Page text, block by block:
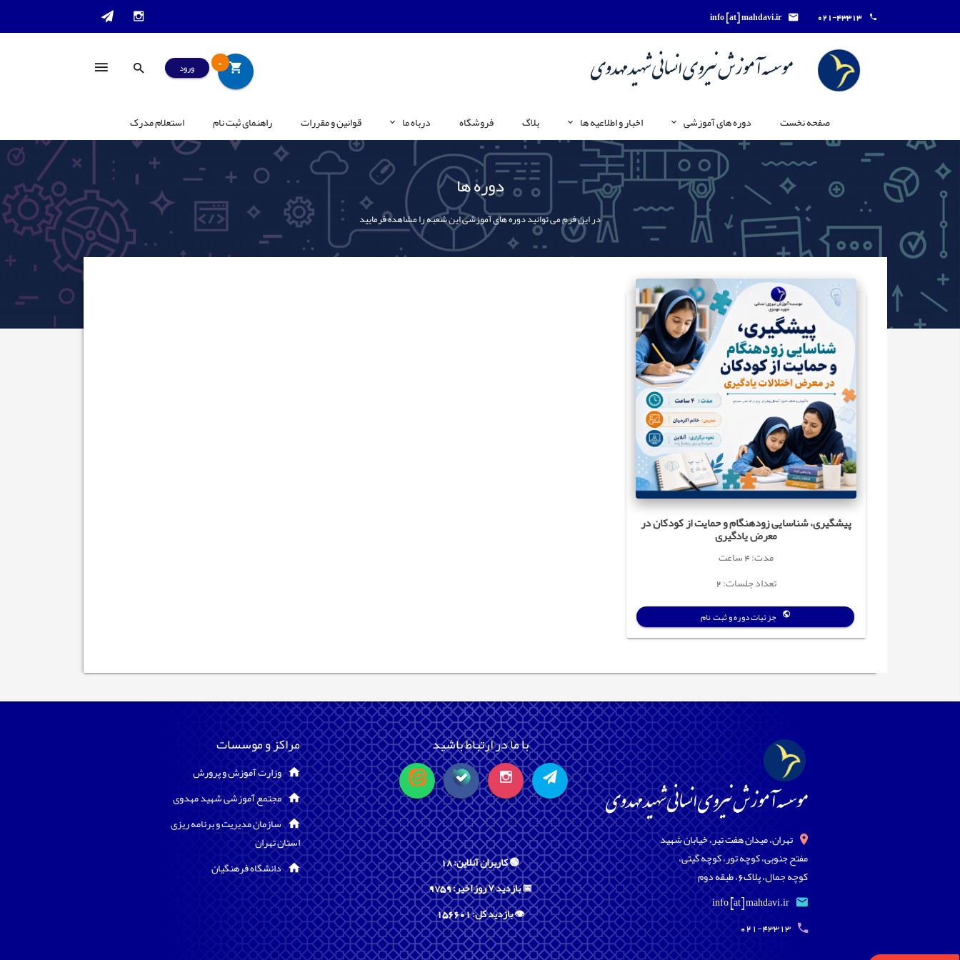
021-43313
info [at] mahdavi.ir
0 ورود
صفحه نخست دوره های آموزشی اخبار و اطلاعیه ها بلاگ فروشگاه درباه ما قوانین و مقررات راهنمای ثبت نام استعلام مدرک
دوره ها
در این فرم می توانید دوره های آموزشی این شعبه را مشاهده فرمایید
پیشگیری، شناسایی زودهنگام و حمایت از کودکان در
معرض یادگیری
مدت: 4 ساعت
تعداد جلسات: 2
جزئیات دوره و ثبت نام
تهران، میدان هفت تیر، خیابان شهید
مفتح جنوبی، کوچه تور، کوچه گیتی،
کوچه جمال، پلاک6، طبقه دوم
info [at] mahdavi.ir
021-43313
با ما در ارتباط باشید
🟢 کاربران آنلاین: 18
📅 بازدید ۷ روز اخیر: 9759
👁️ بازدید کل: 156601
مراکز و موسسات
وزارت آموزش و پرورش
مجتمع آموزشی شهید مهدوی
سازمان مدیریت و برنامه ریزی
استان تهران
دانشگاه فرهنگیان